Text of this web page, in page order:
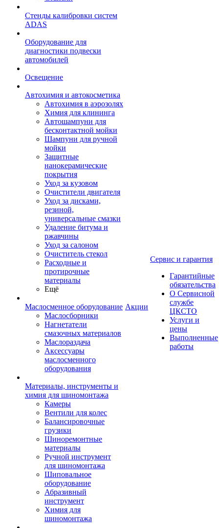
Стенды калибровки систем
ADAS
Оборудование для
диагностики подвески
автомобилей
Освещение
Автохимия и автокосметика
Автохимия в аэрозолях
Химия для клининга
Автошампуни для
бесконтактной мойки
Шампуни для ручной
мойки
Защитные
нанокерамические
покрытия
Уход за кузовом
Очистители двигателя
Уход за дисками,
резиной,
универсальные смазки
Удаление битума и
ржавчины
Уход за салоном
Очиститель стекол
Расходные и
протирочные
материалы
Ещё
Маслосменное оборудование
Маслосборники
Нагнетатели
смазочных материалов
Маслораздача
Аксессуары
маслосменного
оборудования
Материалы, инструменты и
химия для шиномонтажа
Камеры
Вентили для колес
Балансировочные
грузики
Шиноремонтные
материалы
Ручной инструмент
для шиномонтажа
Шиповальное
оборудование
Абразивный
инструмент
Химия для
шиномонтажа
Акции
Сервис и гарантия
Гарантийные
обязательства
О Сервисной
службе
ЦКСТО
Услуги и
цены
Выполненные
работы